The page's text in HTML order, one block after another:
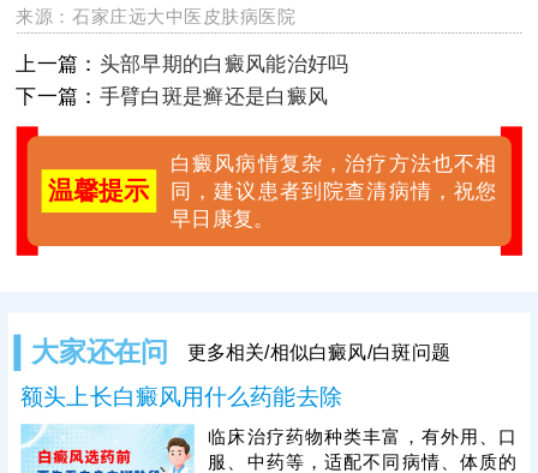
来源：石家庄远大中医皮肤病医院
上一篇： 头部早期的白癜风能治好吗
下一篇： 手臂白斑是癣还是白癜风
温馨提示
白癜风病情复杂，治疗方法也不相
同，建议患者到院查清病情，祝您
早日康复。
大家还在问 更多相关/相似白癜风/白斑问题
额头上长白癜风用什么药能去除
临床治疗药物种类丰富，有外用、口
服、中药等，适配不同病情、体质的